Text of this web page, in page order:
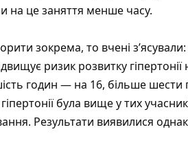
на це заняття менше часу.
зокрема, то вчені
ризик розвитку
годин — на 16, більше шести
була вище у тих
Результати виявилися